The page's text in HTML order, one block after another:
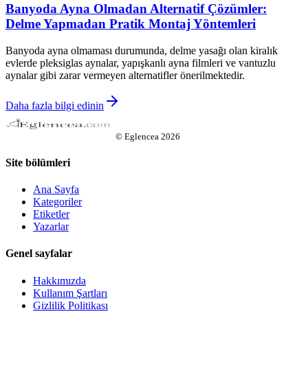
Banyoda Ayna Olmadan Alternatif Çözümler:
Delme Yapmadan Pratik Montaj Yöntemleri
Banyoda ayna olmaması durumunda, delme yasağı olan kiralık
evlerde pleksiglas aynalar, yapışkanlı ayna filmleri ve vantuzlu
aynalar gibi zarar vermeyen alternatifler önerilmektedir.
Daha fazla bilgi edinin
© Eglencea 2026
Site bölümleri
Ana Sayfa
Kategoriler
Etiketler
Yazarlar
Genel sayfalar
Hakkımızda
Kullanım Şartları
Gizlilik Politikası